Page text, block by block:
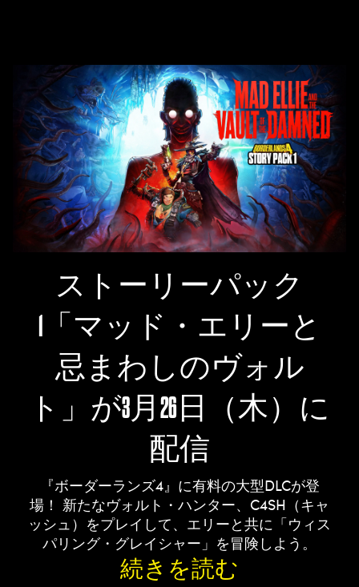
ストーリーパック
1「マッド・エリーと
忌まわしのヴォル
ト」が3月26日（木）に
配信
『ボーダーランズ4』に有料の大型DLCが登
場！ 新たなヴォルト・ハンター、C4SH（キャ
ッシュ）をプレイして、エリーと共に「ウィス
パリング・グレイシャー」を冒険しよう。
続きを読む